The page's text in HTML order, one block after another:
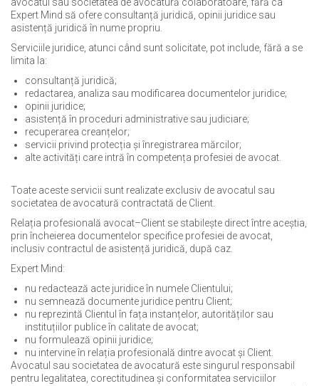
Expert Mind să ofere consultanță juridică, opinii juridice sau
asistență juridică în nume propriu.
Serviciile juridice, atunci când sunt solicitate, pot include, fără a se
limita la:
consultanță juridică;
redactarea, analiza sau modificarea documentelor juridice;
opinii juridice;
asistență în proceduri administrative sau judiciare;
recuperarea creanțelor;
servicii privind protecția și înregistrarea mărcilor;
alte activități care intră în competența profesiei de avocat.
Toate aceste servicii sunt realizate exclusiv de avocatul sau
societatea de avocatură contractată de Client.
Relația profesională avocat–Client se stabilește direct între aceștia,
prin încheierea documentelor specifice profesiei de avocat,
inclusiv contractul de asistență juridică, după caz.
Expert Mind:
nu redactează acte juridice în numele Clientului;
nu semnează documente juridice pentru Client;
nu reprezintă Clientul în fața instanțelor, autorităților sau
instituțiilor publice în calitate de avocat;
nu formulează opinii juridice;
nu intervine în relația profesională dintre avocat și Client.
Avocatul sau societatea de avocatură este singurul responsabil
pentru legalitatea, corectitudinea și conformitatea serviciilor